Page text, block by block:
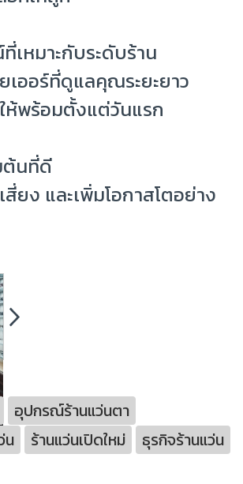
เหมาะกับระดับร้าน
เออร์ที่ดูแลคุณระยะยาว
ห้พร้อมตั้งแต่วันแรก
ต้นที่ดี
ยง และเพิ่มโอกาสโตอย่าง
อุปกรณ์ร้านแว่นตา
น
ร้านแว่นเปิดใหม่ ธุรกิจร้านแว่น